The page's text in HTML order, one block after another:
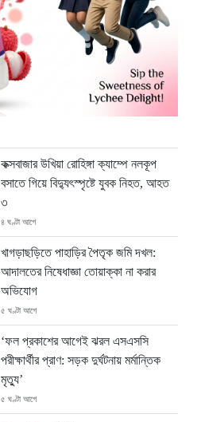
কক্সবাজার উখিয়া রোহিঙ্গা ক্যাম্পে নলকূপ
বসাতে গিয়ে বিদ্যুৎস্পৃষ্টে যুবক নিহত, আহত
৩
৪ ঘণ্টা আগে
খাগড়াছড়িতে পাহাড়ির পৈতৃক জমি দখল:
আদালতের নিষেধাজ্ঞা তোয়াক্কা না করার
অভিযোগ
৫ ঘণ্টা আগে
‘ফল প্রকাশের আগেই ঝরল এসএসসি
পরীক্ষার্থীর প্রাণ: সড়ক দুর্ঘটনায় মর্মান্তিক
মৃত্যু’
৫ ঘণ্টা আগে